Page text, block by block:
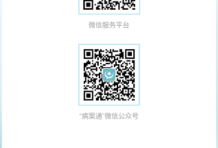
微信服务平台
“病案通”微信公众号